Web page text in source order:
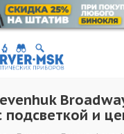
подсветкой и